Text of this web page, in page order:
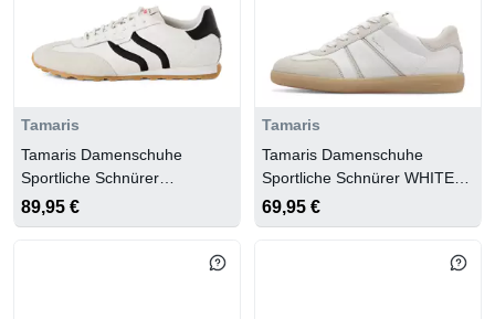
Tamaris
Tamaris Damenschuhe
Sportliche Schnürer
WHITE/BLACK
89,95 €
Tamaris
Tamaris Damenschuhe
Sportliche Schnürer WHITE
COMB
69,95 €